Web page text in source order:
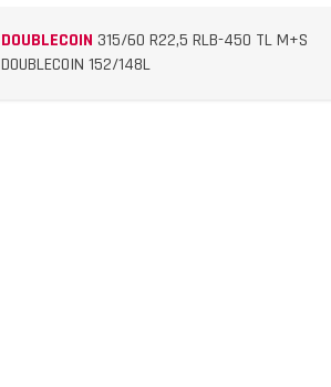
DOUBLECOIN 315/60 R22,5 RLB-450 TL M+S
DOUBLECOIN 152/148L